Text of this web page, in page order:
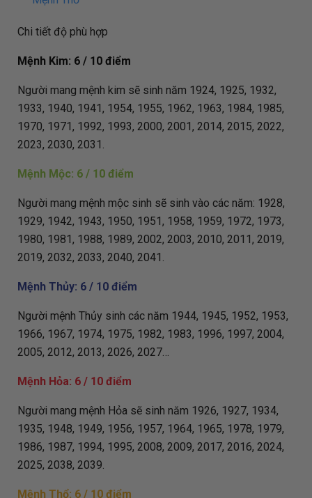
Chi tiết độ phù hợp
Mệnh Kim: 6 / 10 điểm
Người mang mệnh kim sẽ sinh năm 1924, 1925, 1932,
1933, 1940, 1941, 1954, 1955, 1962, 1963, 1984, 1985,
1970, 1971, 1992, 1993, 2000, 2001, 2014, 2015, 2022,
2023, 2030, 2031.
Mệnh Mộc: 6 / 10 điểm
Người mang mệnh mộc sinh sẽ sinh vào các năm: 1928,
1929, 1942, 1943, 1950, 1951, 1958, 1959, 1972, 1973,
1980, 1981, 1988, 1989, 2002, 2003, 2010, 2011, 2019,
2019, 2032, 2033, 2040, 2041.
Mệnh Thủy: 6 / 10 điểm
Người mệnh Thủy sinh các năm 1944, 1945, 1952, 1953,
1966, 1967, 1974, 1975, 1982, 1983, 1996, 1997, 2004,
2005, 2012, 2013, 2026, 2027…
Mệnh Hỏa: 6 / 10 điểm
Người mang mệnh Hỏa sẽ sinh năm 1926, 1927, 1934,
1935, 1948, 1949, 1956, 1957, 1964, 1965, 1978, 1979,
1986, 1987, 1994, 1995, 2008, 2009, 2017, 2016, 2024,
2025, 2038, 2039.
Mệnh Thổ: 6 / 10 điểm